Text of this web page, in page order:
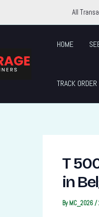
All
HOME
TRACK ORDER
T
in
ByMC_2026/